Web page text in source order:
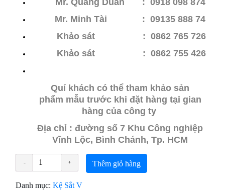
Mr. Minh Tài : 09135 888 74
Khảo sát : 0862 765 726
Khảo sát
: 0862 755 426
Quí khách có thể tham khảo sản
phẩm mẫu trước khi đặt hàng tại gian
hàng của công ty
Địa chỉ : đường số 7 Khu Công nghiệp
Vĩnh Lộc, Bình Chánh, Tp. HCM
Thêm giỏ hàng
Danh mục:Kệ Sắt V